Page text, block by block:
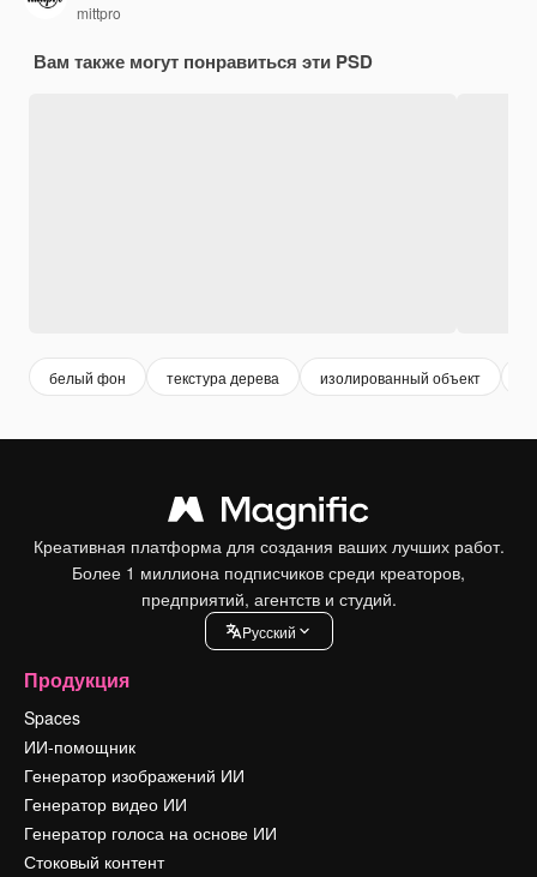
mittpro
Вам также могут понравиться эти PSD
белый фон текстура дерева изолированный объект
Креативная платформа для создания ваших лучших работ.
Более 1 миллиона подписчиков среди креаторов,
предприятий, агентств и студий.
Pусский
Продукция
Spaces
ИИ-помощник
Генератор изображений ИИ
Генератор видео ИИ
Генератор голоса на основе ИИ
Стоковый контент